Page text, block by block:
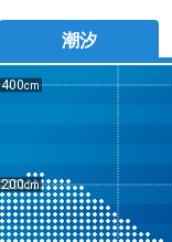
潮汐
400
200